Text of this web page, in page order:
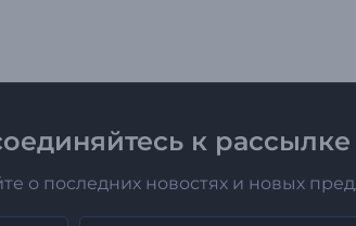
к
о последних новостях и новых